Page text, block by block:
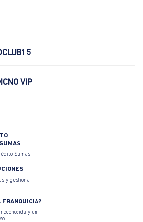
VIP
Sumas
y gestiona
FRANQUICIA?
y un